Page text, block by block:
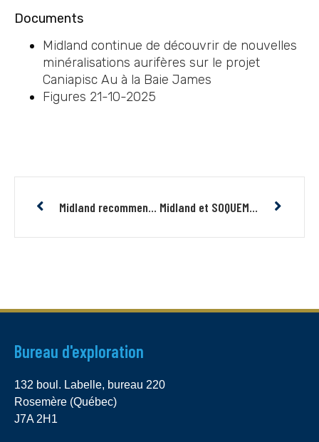
Documents
Midland continue de découvrir de nouvelles
minéralisations aurifères sur le projet
Caniapisc Au à la Baie James
Figures 21-10-2025
Midland recommence les travaux sur son projet aurifère Jouvex au nord-ouest du gîte Douay en Abitibi Midland et SOQUEM annoncent de nouveaux résultats jusqu’à 27,60% Cu et 0,88 g/t Au sur la zone de cuivre, or et Éléments de Terre Rare de Malaco Mountain dans la Fosse du Labrador
Bureau d'exploration
132 boul. Labelle, bureau 220
Rosemère (Québec)
J7A 2H1